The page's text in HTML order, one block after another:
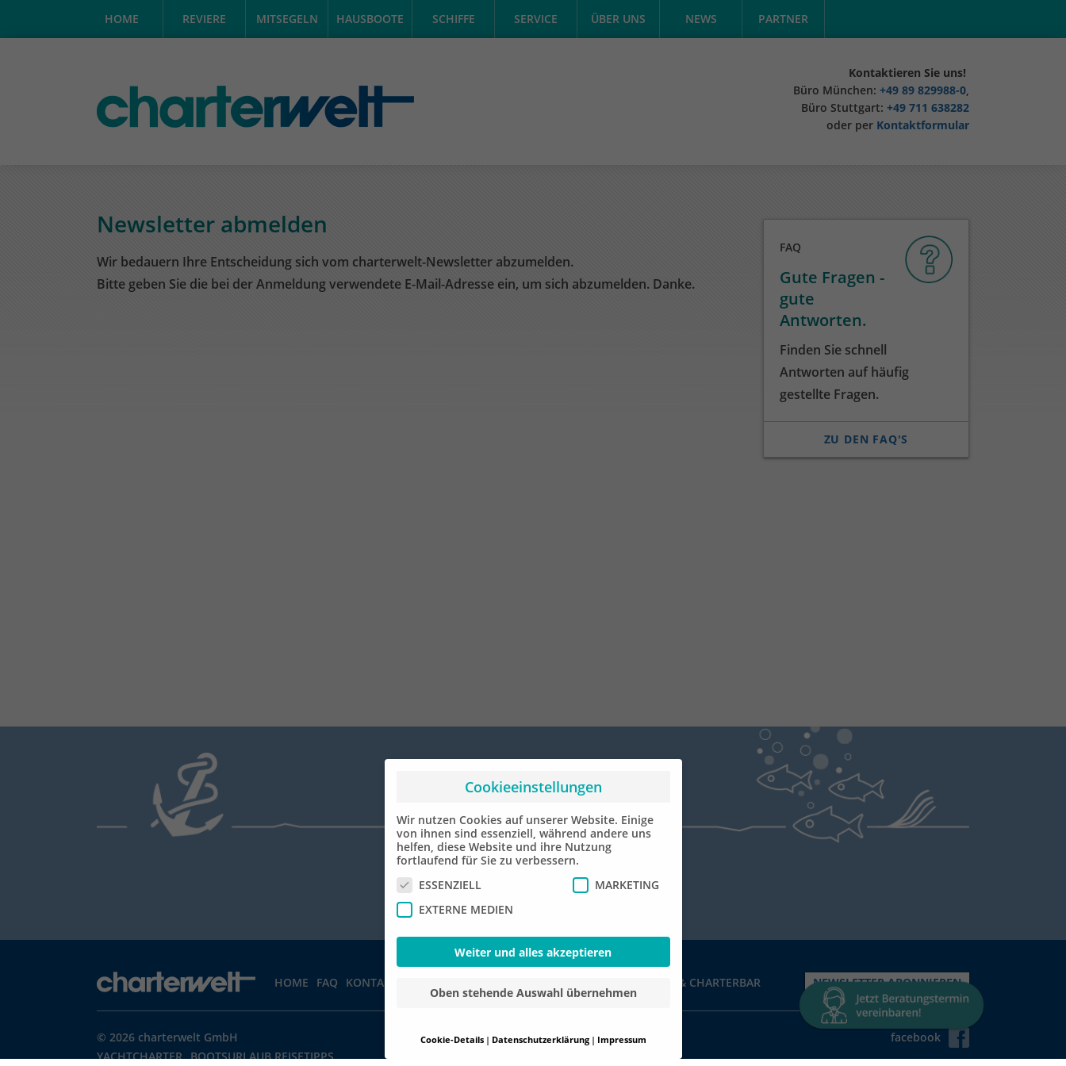
HOME REVIERE MITSEGELN HAUSBOOTE SCHIFFE SERVICE ÜBER UNS NEWS PARTNER
Kontaktieren Sie uns!
Büro München: +49 89 829988-0,
Büro Stuttgart: +49 711 638282
oder per Kontaktformular
Newsletter abmelden
Wir bedauern Ihre Entscheidung sich vom charterwelt-Newsletter abzumelden.
Bitte geben Sie die bei der Anmeldung verwendete E-Mail-Adresse ein, um sich abzumelden. Danke.
FAQ
Gute Fragen -
gute
Antworten.
Finden Sie schnell
Antworten auf häufig
gestellte Fragen.
ZU DEN FAQ'S
HOME FAQ KONTAKT CHARTERWELT & CHARTERBAR NEWSLETTER ABONNIEREN
© 2026 charterwelt GmbH
facebook
YACHTCHARTER BOOTSURLAUB REISETIPPS
Cookieeinstellungen
Wir nutzen Cookies auf unserer Website. Einige
von ihnen sind essenziell, während andere uns
helfen, diese Website und ihre Nutzung
fortlaufend für Sie zu verbessern.
ESSENZIELL
MARKETING
EXTERNE MEDIEN
Weiter und alles akzeptieren
Oben stehende Auswahl übernehmen
Cookie-Details Datenschutzerklärung Impressum